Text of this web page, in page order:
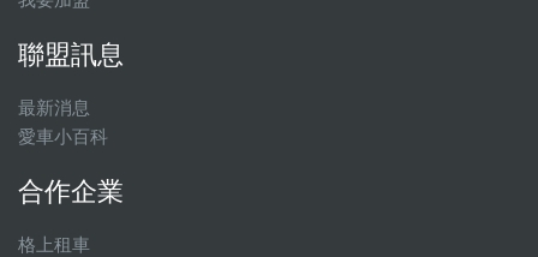
聯盟訊息
最新消息
愛車小百科
合作企業
格上租車